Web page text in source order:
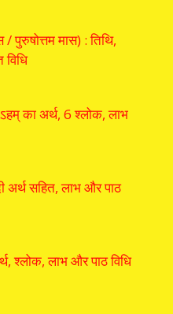
पुरुषोत्तम मास) : तिथि,
का अर्थ, 6 श्लोक, लाभ
अर्थ सहित, लाभ और पाठ
श्लोक, लाभ और पाठ विधि